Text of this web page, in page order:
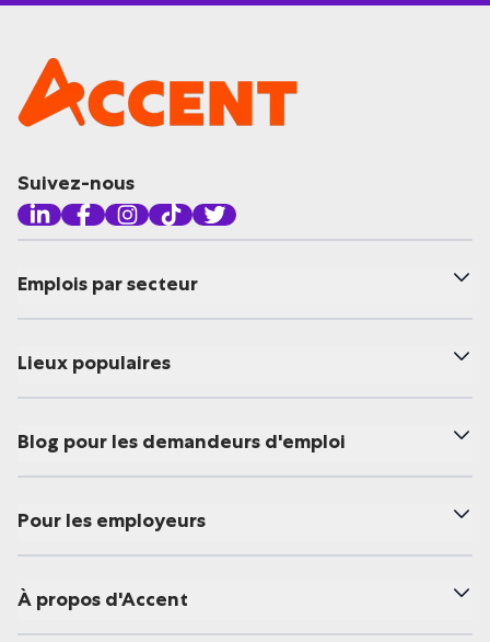
Suivez-nous
Emplois par secteur
Lieux populaires
Blog pour les demandeurs d'emploi
Pour les employeurs
À propos d'Accent